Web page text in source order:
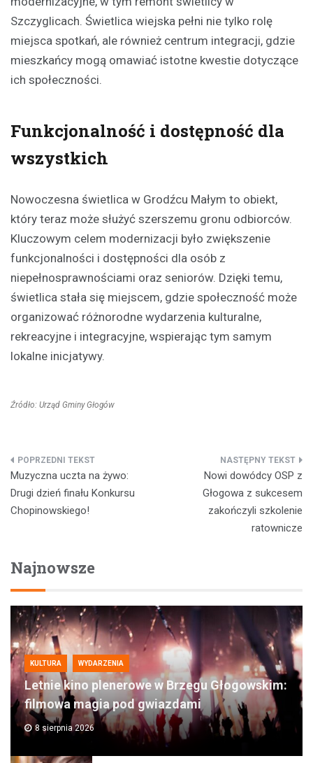
Szczyglicach. Świetlica wiejska pełni nie tylko rolę
miejsca spotkań, ale również centrum integracji, gdzie
mieszkańcy mogą omawiać istotne kwestie dotyczące
ich społeczności.
Funkcjonalność i dostępność dla
wszystkich
Nowoczesna świetlica w Grodźcu Małym to obiekt,
który teraz może służyć szerszemu gronu odbiorców.
Kluczowym celem modernizacji było zwiększenie
funkcjonalności i dostępności dla osób z
niepełnosprawnościami oraz seniorów. Dzięki temu,
świetlica stała się miejscem, gdzie społeczność może
organizować różnorodne wydarzenia kulturalne,
rekreacyjne i integracyjne, wspierając tym samym
lokalne inicjatywy.
Źródło: Urząd Gminy Głogów
Nawigacja
wpisu
Muzyczna uczta na żywo:
Drugi dzień finału Konkursu
Chopinowskiego!
Nowi dowódcy OSP z
Głogowa z sukcesem
zakończyli szkolenie
ratownicze
Najnowsze
KULTURA WYDARZENIA
Letnie kino plenerowe w Brzegu Głogowskim:
filmowa magia pod gwiazdami
8 sierpnia 2026